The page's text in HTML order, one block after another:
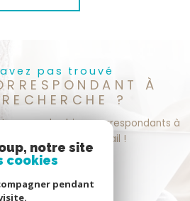
pas trouvé
À
?
recevez les biens correspondants à
dans votre boîte mail !
créer l'alerte
notre site
cookies
pendant